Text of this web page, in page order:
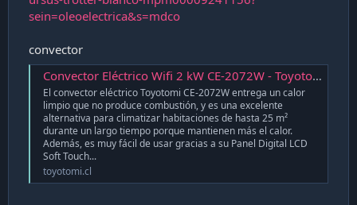
sein=oleoelectrica&s=mdco
convector
Convector Eléctrico Wifi 2 kW CE-2072W - Toyotomi
El convector eléctrico Toyotomi CE-2072W entrega un calor
limpio que no produce combustión, y es una excelente
alternativa para climatizar habitaciones de hasta 25 m²
durante un largo tiempo porque mantienen más el calor.
Además, es muy fácil de usar gracias a su Panel Digital LCD
Soft Touch...
toyotomi.cl